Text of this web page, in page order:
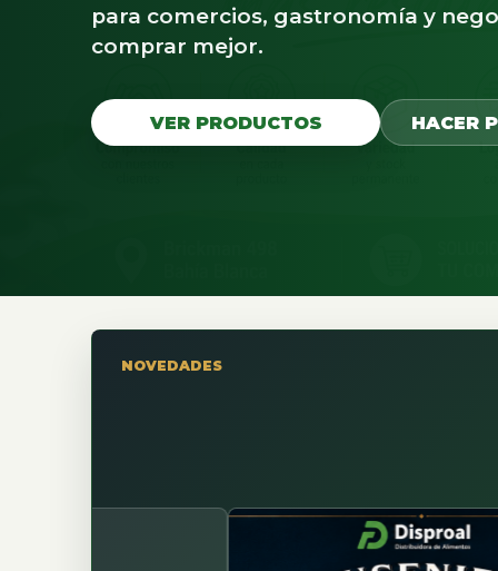
para comercios, gastronomía y
comprar mejor.
VER PRODUCTOS HACER
NOVEDADES